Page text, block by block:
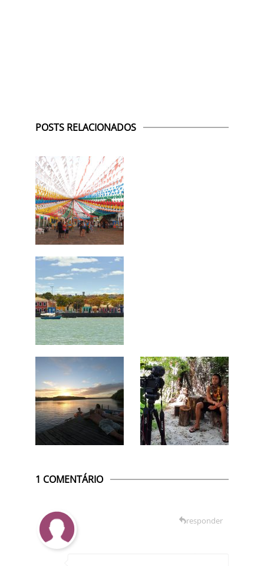
POSTS RELACIONADOS
1 COMENTÁRIO
responder